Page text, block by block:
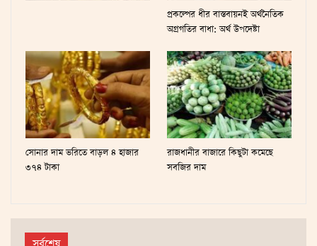
প্রকল্পের ধীর বাস্তবায়নই অর্থনৈতিক
অগ্রগতির বাধা: অর্থ উপদেষ্টা
সোনার দাম ভ‌রি‌তে বাড়ল ৪ হাজার
৩৭৪ টাকা
রাজধানীর বাজারে কিছুটা কমেছে
সবজির দাম